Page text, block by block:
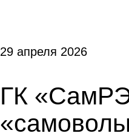
29 апреля 2026
ГК